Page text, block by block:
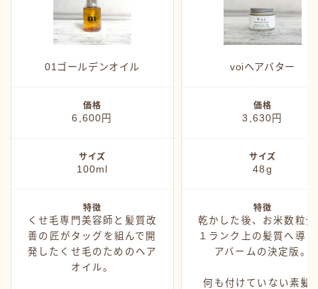
カミモノ紹介
シャンプー
トリートメント
ヘアグッズ
01ゴールデンオイル
価格
6,600円
サイズ
100ml
特徴
くせ毛専門美容師と髪質改
善の匠がタッグを組んで開
発したくせ毛のためのヘア
オイル。
voiヘアバター
価格
3,630円
サイズ
48g
特徴
乾かした後、お米数粒
１ランク上の髪質へ導
アバームの決定版。
何も付けていない素髪